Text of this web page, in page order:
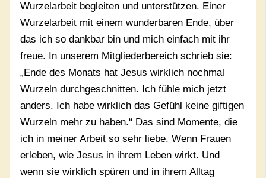
Wurzelarbeit begleiten und unterstützen. Einer
Wurzelarbeit mit einem wunderbaren Ende, über
das ich so dankbar bin und mich einfach mit ihr
freue. In unserem Mitgliederbereich schrieb sie:
„Ende des Monats hat Jesus wirklich nochmal
Wurzeln durchgeschnitten. Ich fühle mich jetzt
anders. Ich habe wirklich das Gefühl keine giftigen
Wurzeln mehr zu haben.“ Das sind Momente, die
ich in meiner Arbeit so sehr liebe. Wenn Frauen
erleben, wie Jesus in ihrem Leben wirkt. Und
wenn sie wirklich spüren und in ihrem Alltag